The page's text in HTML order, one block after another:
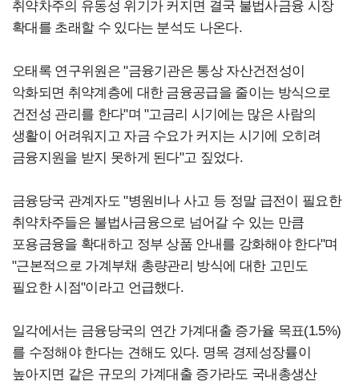
취약차주의 유동성 위기가 커지면 결국 불법사금융 시장
확대를 초래할 수 있다는 분석도 나온다.
오태록 연구위원은 "금융기관은 통상 자산건전성이
악화되면 취약계층에 대한 금융공급을 줄이는 방식으로
건전성 관리를 한다"며 "고금리 시기에는 많은 사람의
생활이 어려워지고 자금 수요가 커지는 시기에 오히려
금융지원을 받지 못하게 된다"고 짚었다.
금융당국 관계자도 "병원비나 사고 등 정말 급전이 필요한
취약차주들은 불법사금융으로 넘어갈 수 있는 만큼
포용금융을 확대하고 정부 상품 안내를 강화해야 한다"며
"근본적으로 가계부채 총량관리 방식에 대한 고민도
필요한 시점"이라고 언급했다.
일각에서는 금융당국의 연간 가계대출 증가율 목표(1.5%)
를 수정해야 한다는 견해도 있다. 명목 경제성장률이
높아지면 같은 규모의 가계대출 증가라도 국내총생산